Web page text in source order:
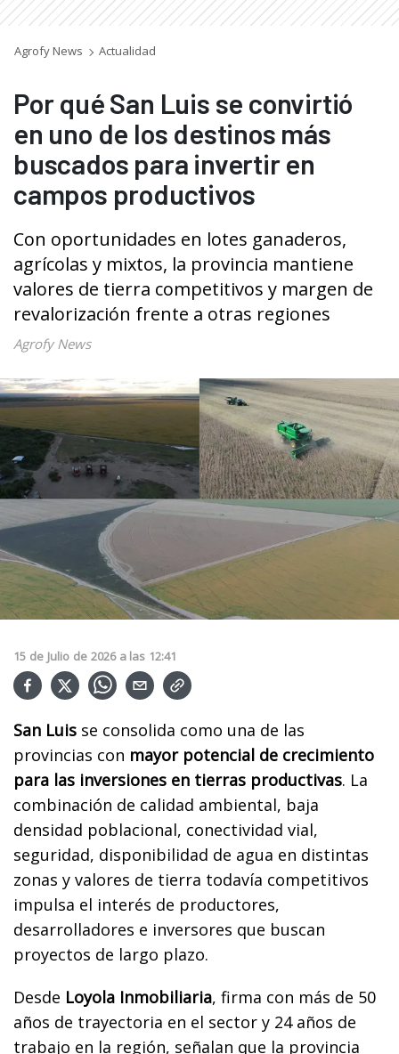
Agrofy News Actualidad
Por qué San Luis se convirtió
en uno de los destinos más
buscados para invertir en
campos productivos
Con oportunidades en lotes ganaderos,
agrícolas y mixtos, la provincia mantiene
valores de tierra competitivos y margen de
revalorización frente a otras regiones
Agrofy News
15 de Julio de 2026 a las 12:41
San Luis se consolida como una de las
provincias con mayor potencial de crecimiento
para las inversiones en tierras productivas. La
combinación de calidad ambiental, baja
densidad poblacional, conectividad vial,
seguridad, disponibilidad de agua en distintas
zonas y valores de tierra todavía competitivos
impulsa el interés de productores,
desarrolladores e inversores que buscan
proyectos de largo plazo.
Desde Loyola Inmobiliaria, firma con más de 50
años de trayectoria en el sector y 24 años de
trabajo en la región, señalan que la provincia